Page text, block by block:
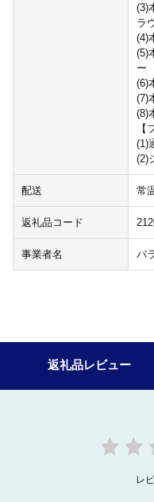
(3)
ラ
(4)
(5)
ー
(6)
(7)
(8)
【
(1)
(2)
配送 常
返礼品コード
事業者名 バ
返礼品レビュー
レ